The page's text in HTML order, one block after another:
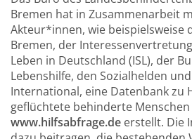
Bremen hat in Zusammenarbeit
Akteur*innen, wie beispielsweise
Bremen, der
Leben in Deutschland (ISL), der
Lebenshilfe, den Sozialhelden
International, eine Datenbank zu
geflüchtete behinderte
www.hilfsabfrage.de erstellt. Die